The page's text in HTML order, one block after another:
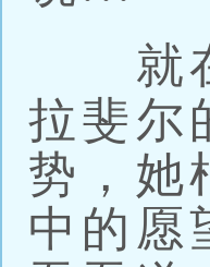
就在
拉斐尔
势，她
中的愿